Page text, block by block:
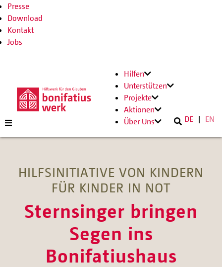
Presse
Download
Kontakt
Jobs
Hilfen
Unterstützen
Projekte
Aktionen
Über Uns
DE EN
HILFSINITIATIVE VON KINDERN
FÜR KINDER IN NOT
Sternsinger bringen
Segen ins
Bonifatiushaus